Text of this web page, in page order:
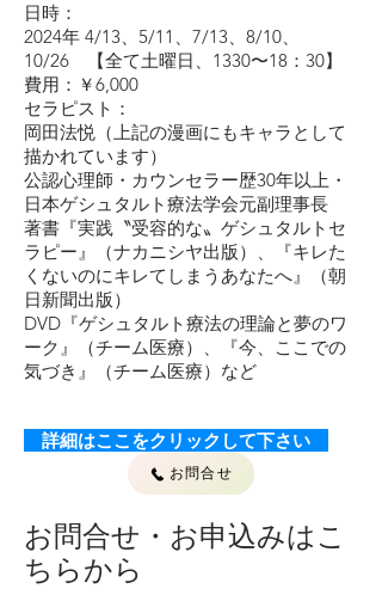
日時：
2024年 4/13、5/11、7/13、8/10、
10/26 【全て土曜日、1330〜18：30】
費用：￥6,000
セラピスト：
岡田法悦（上記の漫画にもキャラとして
描かれています）
公認心理師・カウンセラー歴30年以上・
日本ゲシュタルト療法学会元副理事長
著書『実践〝受容的な〟ゲシュタルトセ
ラピー』（ナカニシヤ出版）、『キレた
くないのにキレてしまうあなたへ』（朝
日新聞出版）
DVD『ゲシュタルト療法の理論と夢のワ
ーク』（チーム医療）、『今、ここでの
気づき』（チーム医療）など
詳細はここをクリックして下さい
お問合せ
お問合せ・お申込みはこ
ちらから